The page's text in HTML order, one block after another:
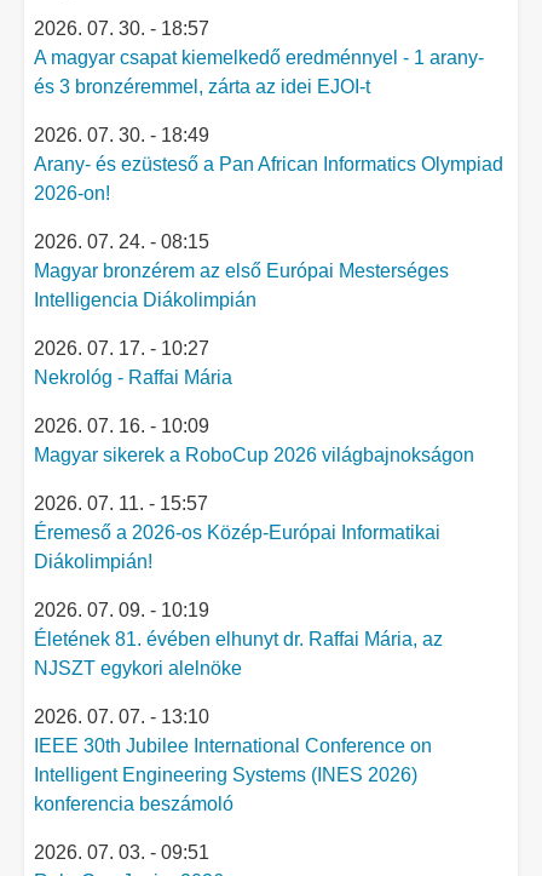
2026. 07. 30. - 18:57
A magyar csapat kiemelkedő eredménnyel - 1 arany-
és 3 bronzéremmel, zárta az idei EJOI-t
2026. 07. 30. - 18:49
Arany- és ezüsteső a Pan African Informatics Olympiad
2026-on!
2026. 07. 24. - 08:15
Magyar bronzérem az első Európai Mesterséges
Intelligencia Diákolimpián
2026. 07. 17. - 10:27
Nekrológ - Raffai Mária
2026. 07. 16. - 10:09
Magyar sikerek a RoboCup 2026 világbajnokságon
2026. 07. 11. - 15:57
Éremeső a 2026-os Közép-Európai Informatikai
Diákolimpián!
2026. 07. 09. - 10:19
Életének 81. évében elhunyt dr. Raffai Mária, az
NJSZT egykori alelnöke
2026. 07. 07. - 13:10
IEEE 30th Jubilee International Conference on
Intelligent Engineering Systems (INES 2026)
konferencia beszámoló
2026. 07. 03. - 09:51